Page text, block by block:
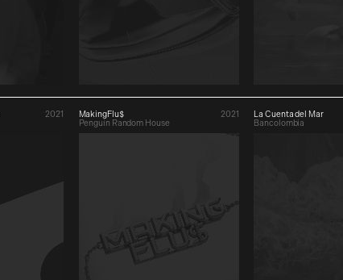
2021
MakingFlu$
2021
Penguin Random House
La Cuenta del Mar
Bancolombia